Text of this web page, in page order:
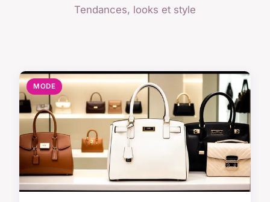
Tendances, looks et style
MODE